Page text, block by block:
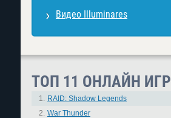
Видео Illuminares
ТОП 11 ОНЛАЙН ИГР
1. RAID: Shadow Legends
2. War Thunder